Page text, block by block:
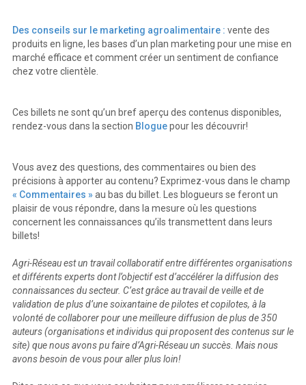
Des conseils sur le marketing agroalimentaire : vente des
produits en ligne, les bases d’un plan marketing pour une mise en
marché efficace et comment créer un sentiment de confiance
chez votre clientèle.
Ces billets ne sont qu’un bref aperçu des contenus disponibles,
rendez-vous dans la section Bloguepour les découvrir!
Vous avez des questions, des commentaires ou bien des
précisions à apporter au contenu? Exprimez-vous dans le champ
« Commentaires »au bas du billet. Les blogueurs se feront un
plaisir de vous répondre, dans la mesure où les questions
concernent les connaissances qu’ils transmettent dans leurs
billets!
Agri-Réseau est un travail collaboratif entre différentes organisations
et différents experts dont l’objectif est d’accélérer la diffusion des
connaissances du secteur. C’est grâce au travail de veille et de
validation de plus d’une soixantaine de pilotes et copilotes, à la
volonté de collaborer pour une meilleure diffusion de plus de 350
auteurs (organisations et individus qui proposent des contenus sur le
site) que nous avons pu faire d’Agri-Réseau un succès. Mais nous
avons besoin de vous pour aller plus loin!